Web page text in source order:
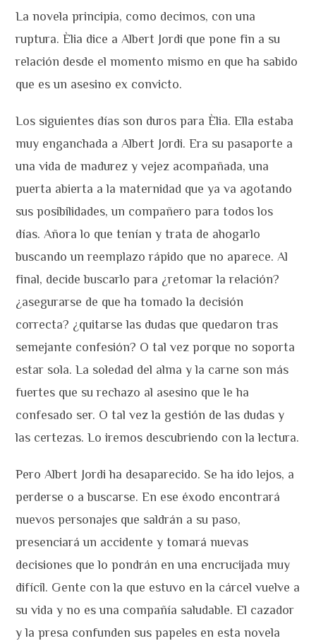
La novela principia, como decimos, con una
ruptura. Èlia dice a Albert Jordi que pone fin a su
relación desde el momento mismo en que ha sabido
que es un asesino ex convicto.
Los siguientes días son duros para Èlia. Ella estaba
muy enganchada a Albert Jordi. Era su pasaporte a
una vida de madurez y vejez acompañada, una
puerta abierta a la maternidad que ya va agotando
sus posibilidades, un compañero para todos los
días. Añora lo que tenían y trata de ahogarlo
buscando un reemplazo rápido que no aparece. Al
final, decide buscarlo para ¿retomar la relación?
¿asegurarse de que ha tomado la decisión
correcta? ¿quitarse las dudas que quedaron tras
semejante confesión? O tal vez porque no soporta
estar sola. La soledad del alma y la carne son más
fuertes que su rechazo al asesino que le ha
confesado ser. O tal vez la gestión de las dudas y
las certezas. Lo iremos descubriendo con la lectura.
Pero Albert Jordi ha desaparecido. Se ha ido lejos, a
perderse o a buscarse. En ese éxodo encontrará
nuevos personajes que saldrán a su paso,
presenciará un accidente y tomará nuevas
decisiones que lo pondrán en una encrucijada muy
difícil. Gente con la que estuvo en la cárcel vuelve a
su vida y no es una compañía saludable. El cazador
y la presa confunden sus papeles en esta novela